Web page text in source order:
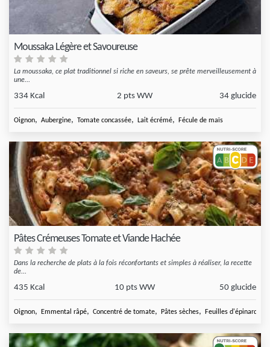
Moussaka Légère et Savoureuse
La moussaka, ce plat traditionnel si riche en saveurs, se prête merveilleusement à
une...
334 Kcal 2 pts WW 34 glucide
Oignon, Aubergine, Tomate concassée, Lait écrémé, Fécule de maïs
Pâtes Crémeuses Tomate et Viande Hachée
Dans la recherche de plats à la fois réconfortants et simples à réaliser, la recette
de...
435 Kcal 10 pts WW 50 glucide
Oignon, Emmental râpé, Concentré de tomate, Pâtes sèches, Feuilles d'épinard